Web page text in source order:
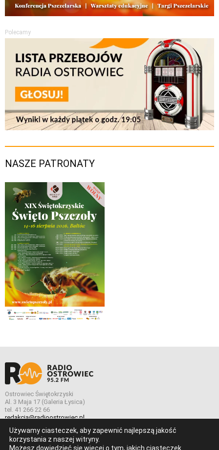
Polecamy
NASZE PATRONATY
Ostrowiec Świętokrzyski
Al. 3 Maja 17 (Galeria Łysica)
tel. 41 266 22 66
redakcja@radioostrowiec.pl
Używamy ciasteczek, aby zapewnić najlepszą jakość
korzystania z naszej witryny.
Możesz dowiedzieć się więcej o tym, jakich ciasteczek